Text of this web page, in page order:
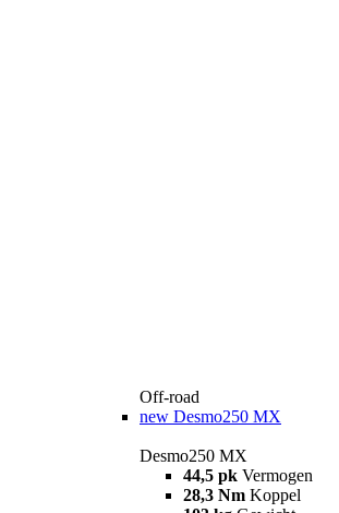
Off-road
new Desmo250 MX
Desmo250 MX
44,5 pk Vermogen
28,3 Nm Koppel